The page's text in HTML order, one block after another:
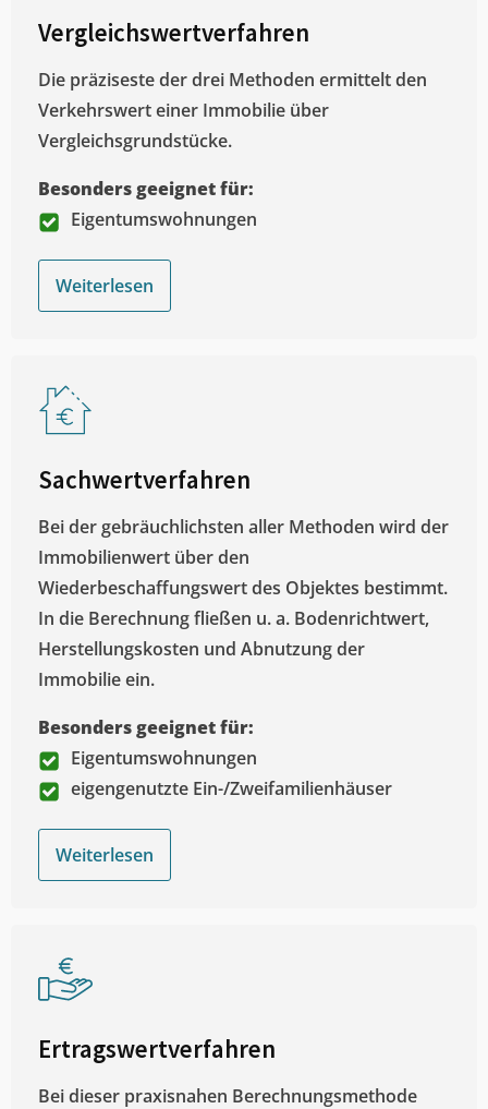
Vergleichswertverfahren
Die präziseste der drei Methoden ermittelt den
Verkehrswert einer Immobilie über
Vergleichsgrundstücke.
Besonders geeignet für:
Eigentumswohnungen
Weiterlesen
Sachwertverfahren
Bei der gebräuchlichsten aller Methoden wird der
Immobilienwert über den
Wiederbeschaffungswert des Objektes bestimmt.
In die Berechnung fließen u. a. Bodenrichtwert,
Herstellungskosten und Abnutzung der
Immobilie ein.
Besonders geeignet für:
Eigentumswohnungen
eigengenutzte Ein-/Zweifamilienhäuser
Weiterlesen
Ertragswertverfahren
Bei dieser praxisnahen Berechnungsmethode